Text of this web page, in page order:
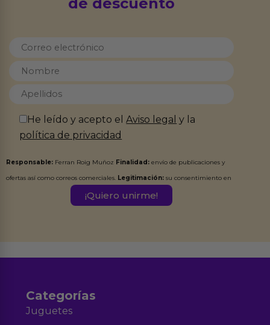
He leído y acepto elAviso legal y la
política de privacidad
Responsable: Ferran Roig Muñoz Finalidad: envío de publicaciones y
ofertas así como correos comerciales. Legitimación: su consentimiento en
Destinatarios:Ferran Roig Muñoz. Podrás ejercer tus
Categorías
Juguetes